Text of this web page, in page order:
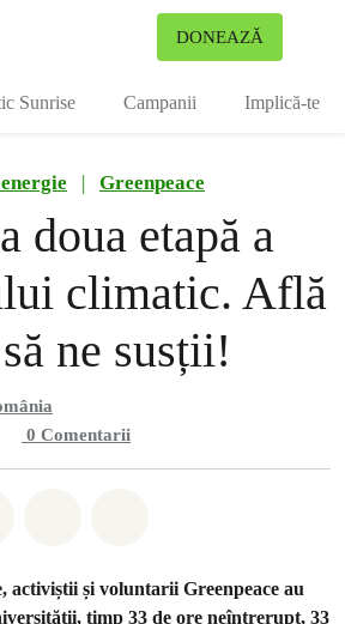
DONEAZĂ
Sunrise Campanii Implică-te
| Greenpeace
doua etapă a
climatic. Află
ne susții!
0 Comentarii
activiștii și voluntarii Greenpeace au
timp 33 de ore neîntrerupt, 33